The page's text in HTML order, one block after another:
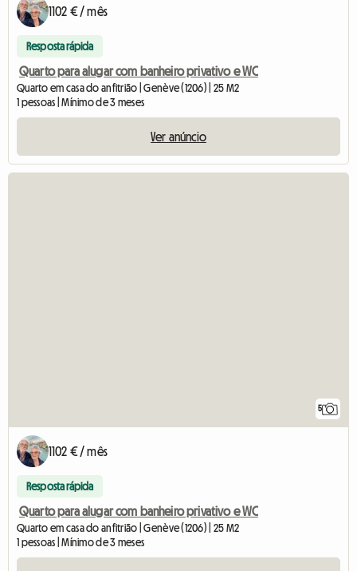
1102 € / mês
Resposta rápida
Quarto para alugar com banheiro privativo e WC
Quarto em casa do anfitrião | Genève (1206) | 25 M2
1 pessoas | Mínimo de 3 meses
Ver anúncio
5
1102 € / mês
Resposta rápida
Quarto para alugar com banheiro privativo e WC
Quarto em casa do anfitrião | Genève (1206) | 25 M2
1 pessoas | Mínimo de 3 meses